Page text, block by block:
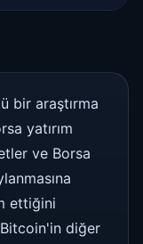
bir araştırma
yatırım
ve Borsa
ettiğini
diğer